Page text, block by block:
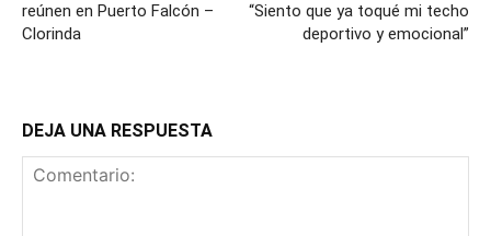
reúnen en Puerto Falcón –
Clorinda
“Siento que ya toqué mi techo
deportivo y emocional”
DEJA UNA RESPUESTA